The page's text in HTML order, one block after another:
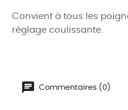
Convient à tous les
réglage coulissante.
Commentaires (0)